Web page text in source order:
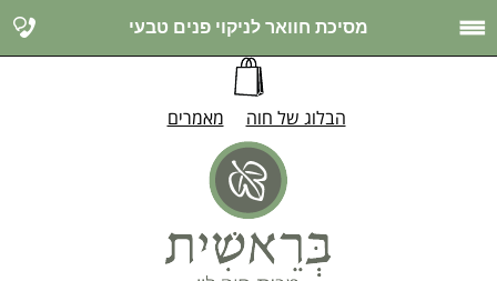
מסיכת חוואר לניקוי פנים טבעי
הבלוג של חוה מאמרים